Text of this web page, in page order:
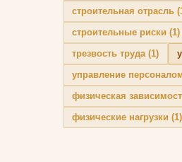
строительная отрасль
строительные риски (1)
трезвость труда(1)
управление
физическая
физические нагрузки (1)